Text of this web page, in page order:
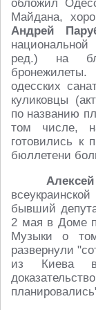
обложил
Майдана,
Андрей
ред.) на
одесских
куликовцы
по названию
том числе,
готовились к
бюллетени
бывший
2 мая в Доме
Музыки о
развернули
из Киева